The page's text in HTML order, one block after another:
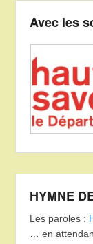
Avec les
HYMNE
Les paroles :
… en